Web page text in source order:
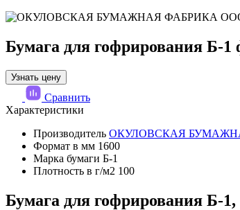
Бумага для гофрирования Б-1
Узнать цену
Сравнить
Характеристики
Производитель ОКУЛОВСКАЯ
Формат в мм 1600
Марка бумаги Б-1
Плотность в г/м2 100
Бумага для гофрирования Б-